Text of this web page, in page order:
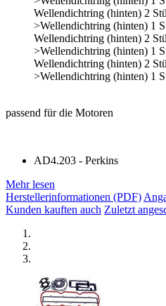
Wellendichtring (hinten) 2
>Wellendichtring (hinten) 1
Wellendichtring (hinten) 2
>Wellendichtring (hinten) 1
Wellendichtring (hinten) 2
>Wellendichtring (hinten) 1
passend für die Motoren
AD4.203 - Perkins
Mehr lesen
Herstellerinformationen (PDF)
Kunden kauften auch Zuletzt